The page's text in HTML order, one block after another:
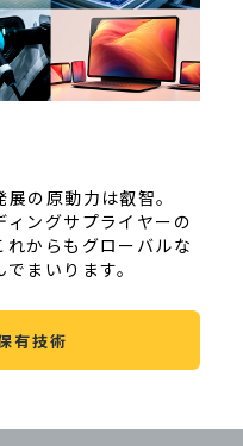
の原動力は叡智。
ィングサプライヤーの
からもグローバルな
まいります。
有技術